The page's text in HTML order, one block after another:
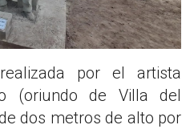
por el artista
(oriundo de Villa del
dos metros de alto por